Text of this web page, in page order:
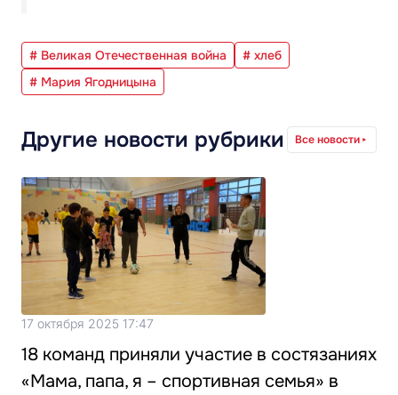
# Великая Отечественная война
# хлеб
# Мария Ягодницына
Другие новости рубрики Все новости
17 октября 2025 17:47
18 команд приняли участие в состязаниях
«Мама, папа, я – спортивная семья» в